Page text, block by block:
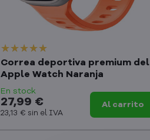
Correa deportiva premium del
Apple Watch Naranja
En stock
27,99 €
23,13 € sin el IVA
Al carrito